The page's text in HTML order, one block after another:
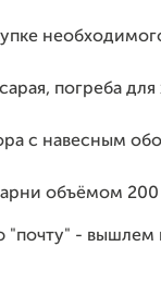
погреба
с навесным
объёмом
"почту" -